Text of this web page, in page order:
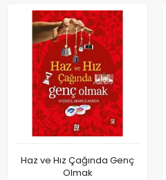
Haz ve Hız Çağında Genç
Olmak